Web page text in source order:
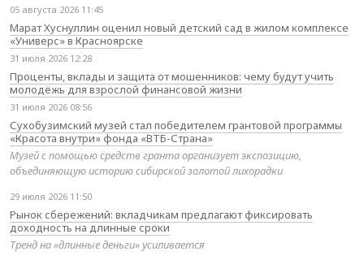
05 августа 2026 11:45
Марат Хуснуллин оценил новый детский сад в жилом комплексе
«Универс» в Красноярске
31 июля 2026 12:28
Проценты, вклады и защита от мошенников: чему будут учить
молодёжь для взрослой финансовой жизни
31 июля 2026 08:56
Сухобузимский музей стал победителем грантовой программы
«Красота внутри» фонда «ВТБ-Страна»
Музей с помощью средств гранта организует экспозицию,
объединяющую историю сибирской золотой лихорадки
29 июля 2026 11:50
Рынок сбережений: вкладчикам предлагают фиксировать
доходность на длинные сроки
Тренд на «длинные деньги» усиливается